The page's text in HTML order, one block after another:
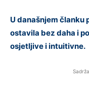
U današnjem članku
ostavila bez daha i
osjetljive i intuitivne.